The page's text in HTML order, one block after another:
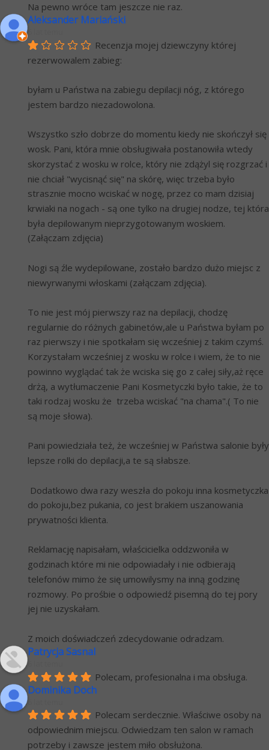
Na pewno wróce tam jeszcze nie raz.
Aleksander Mariański
Recenzja mojej dziewczyny której
rezerwowalem zabieg:
byłam u Państwa na zabiegu depilacji nóg, z którego
jestem bardzo niezadowolona.
Wszystko szło dobrze do momentu kiedy nie skończył się
wosk. Pani, która mnie obsługiwała postanowiła wtedy
skorzystać z wosku w rolce, który nie zdążyl się rozgrzać i
nie chciał "wycisnąć się" na skórę, więc trzeba było
strasznie mocno wciskać w nogę, przez co mam dzisiaj
krwiaki na nogach - są one tylko na drugiej nodze, tej która
była depilowanym nieprzygotowanym woskiem.
(Załączam zdjęcia)
Nogi są źle wydepilowane, zostało bardzo dużo miejsc z
niewyrwanymi włoskami (załączam zdjęcia).
To nie jest mój pierwszy raz na depilacji, chodzę
regularnie do różnych gabinetów,ale u Państwa byłam po
raz pierwszy i nie spotkałam się wcześniej z takim czymś.
Korzystałam wcześniej z wosku w rolce i wiem, że to nie
powinno wyglądać tak że wciska się go z całej siły,aż ręce
drżą, a wytłumaczenie Pani Kosmetyczki było takie, że to
taki rodzaj wosku że  trzeba wciskać "na chama".( To nie
są moje słowa).
Pani powiedziała też, że wcześniej w Państwa salonie były
lepsze rolki do depilacji,a te są słabsze.
Dodatkowo dwa razy weszła do pokoju inna kosmetyczka
do pokoju,bez pukania, co jest brakiem uszanowania
prywatności klienta.
Reklamację napisałam, właścicielka oddzwoniła w
godzinach które mi nie odpowiadały i nie odbierają
telefonów mimo że się umowilysmy na inną godzinę
rozmowy. Po prośbie o odpowiedź pisemną do tej pory
jej nie uzyskałam.
Z moich doświadczeń zdecydowanie odradzam.
Patrycja Sasnal
Polecam, profesionalna i ma obsługa.
Dominika Doch
Polecam serdecznie. Właściwe osoby na
odpowiednim miejscu. Odwiedzam ten salon w ramach
potrzeby i zawsze jestem miło obsłużona.